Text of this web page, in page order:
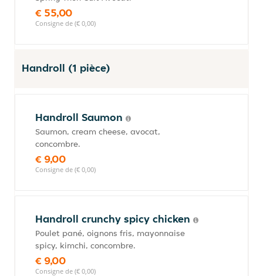
€ 55,00
Consigne de (€ 0,00)
Handroll (1 pièce)
Handroll Saumon
Saumon, cream cheese, avocat,
concombre.
€ 9,00
Consigne de (€ 0,00)
Handroll crunchy spicy chicken
Poulet pané, oignons fris, mayonnaise
spicy, kimchi, concombre.
€ 9,00
Consigne de (€ 0,00)